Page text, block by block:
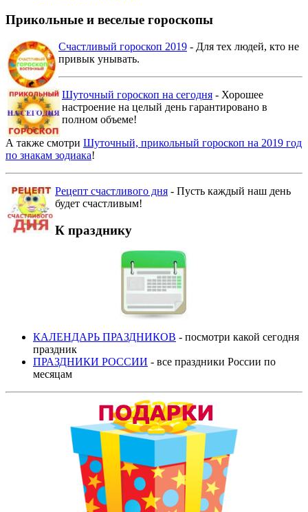
Прикольные и веселые гороскопы
Счастливый гороскоп 2019 - Для тех людей, кто не
привык унывать.
Шуточный гороскоп на сегодня - Хорошее
настроение на целый день гарантировано в
полном объеме!
А также смотри Шуточный, прикольный гороскоп на 2019 год
по знакам зодиака!
Рецепт счастливого дня - Пусть каждый наш день
будет счастливым!
К празднику
КАЛЕНДАРЬ ПРАЗДНИКОВ - посмотри какой сегодня
праздник
ПРАЗДНИКИ РОССИИ - все праздники России по
месяцам